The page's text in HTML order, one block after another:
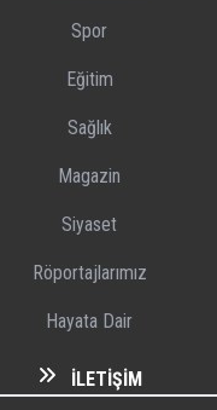
Spor
Eğitim
Sağlık
Magazin
Siyaset
Röportajlarımız
Hayata Dair
İLETIŞIM